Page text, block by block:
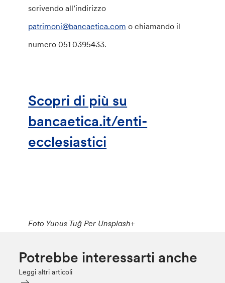
scrivendo all’indirizzo
patrimoni@bancaetica.com o chiamando il
numero 051 0395433.
Scopri di più su
bancaetica.it/enti-
ecclesiastici
Foto Yunus Tuğ Per Unsplash+
Potrebbe interessarti anche
Leggi altri articoli